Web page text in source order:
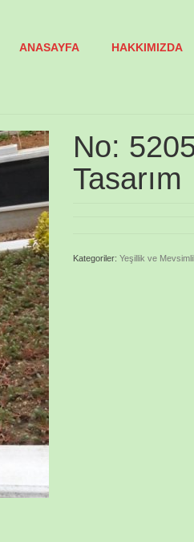
ANASAYFA HAKKIMIZDA
No:
Tasarım
Kategoriler: Yeşillik ve